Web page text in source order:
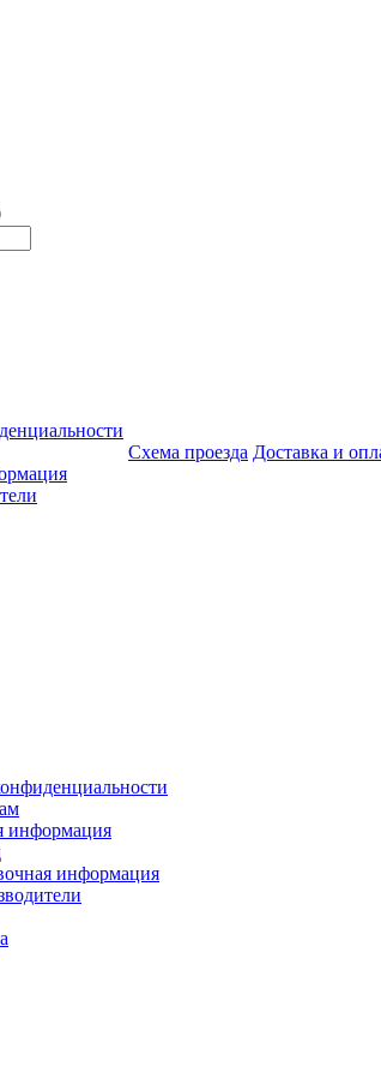
Схема проезда Доставка и
информация
информация